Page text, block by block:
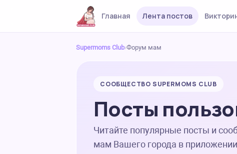
Главная Лента постов
Supermoms Club›Форум мам
СООБЩЕСТВО SUPERMOMS CLUB
Посты
Читайте популярные посты и
мам Вашего города в